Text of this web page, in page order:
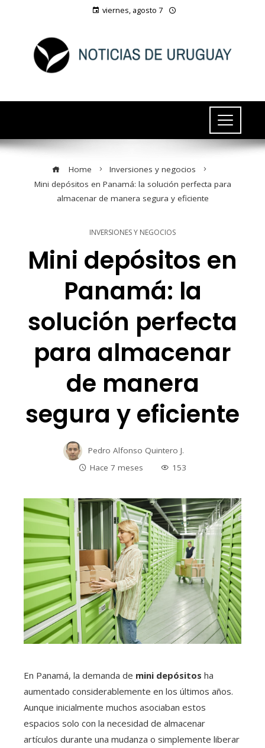
viernes, agosto 7
Home
Inversiones y negocios
Mini depósitos en Panamá: la solución perfecta para
almacenar de manera segura y eficiente
INVERSIONES Y NEGOCIOS
Mini depósitos en
Panamá: la
solución perfecta
para almacenar
de manera
segura y eficiente
Pedro Alfonso Quintero J.
Hace 7 meses
153
En Panamá, la demanda de mini depósitos ha
aumentado considerablemente en los últimos años.
Aunque inicialmente muchos asociaban estos
espacios solo con la necesidad de almacenar
artículos durante una mudanza o simplemente liberar